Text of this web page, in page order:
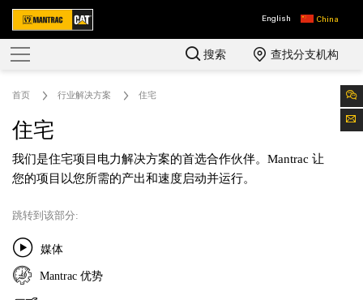
English China
搜索 查找分支机构
首页 行业解决方案 住宅
住宅
我们是住宅项目电力解决方案的首选合作伙伴。Mantrac 让
您的项目以您所需的产出和速度启动并运行。
跳转到该部分:
媒体
Mantrac 优势